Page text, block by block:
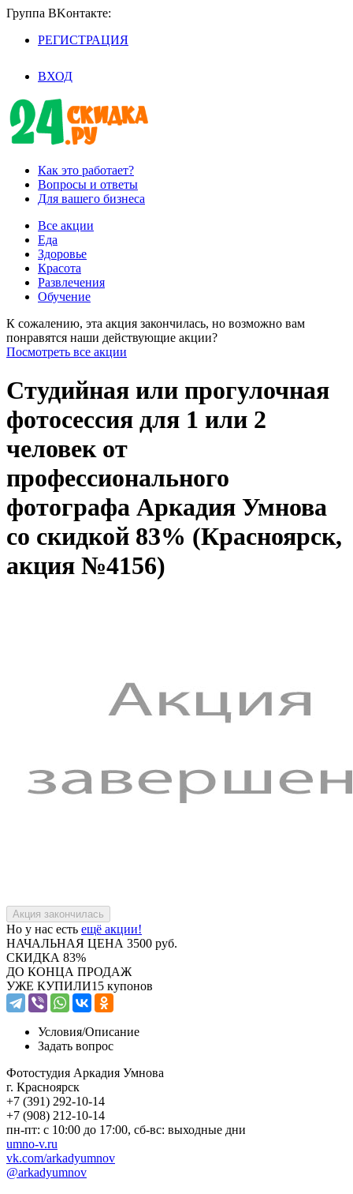
Группа BKoнтaктe:
РЕГИСТРАЦИЯ
ВХОД
Как это работает?
Вопросы и ответы
Для вашего бизнеса
Все акции
Еда
Здоровье
Красота
Развлечения
Обучение
К сожалению, эта акция закончилась, но возможно вам
понравятся наши действующие акции?
Посмотреть все акции
Студийная или прогулочная
фотосессия для 1 или 2
человек от
профессионального
фотографа Аркадия Умнова
со скидкой 83% (Красноярск,
акция №4156)
Но у нас есть ещё акции!
НАЧАЛЬНАЯ ЦЕНА 3500 руб.
СКИДКА 83%
ДО КОНЦА ПРОДАЖ
УЖЕ КУПИЛИ15 купонов
Условия/Описание
Задать вопрос
Фотостудия Аркадия Умнова
г. Красноярск
+7 (391) 292-10-14
+7 (908) 212-10-14
пн-пт: с 10:00 до 17:00, сб-вс: выходные дни
umno-v.ru
vk.com/arkadyumnov
@arkadyumnov